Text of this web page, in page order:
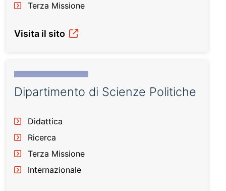
Terza Missione
Visita il sito
Dipartimento di Scienze Politiche
Didattica
Ricerca
Terza Missione
Internazionale